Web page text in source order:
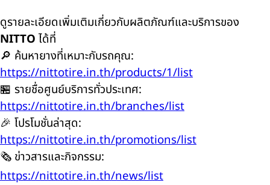
ดูรายละเอียดเพิ่มเติมเกี่ยวกับผลิตภัณฑ์และบริการของ
NITTO ได้ที่
🔎 ค้นหายางที่เหมาะกับรถคุณ:
https://nittotire.in.th/products/1/list
🏪 รายชื่อศูนย์บริการทั่วประเทศ:
https://nittotire.in.th/branches/list
🎉 โปรโมชั่นล่าสุด:
https://nittotire.in.th/promotions/list
🗞️ ข่าวสารและกิจกรรม:
https://nittotire.in.th/news/list